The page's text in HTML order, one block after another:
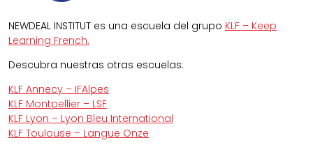
NEWDEAL INSTITUT es una escuela del grupo KLF – Keep
Learning French.
Descubra nuestras otras escuelas:
KLF Annecy – IFAlpes
KLF Montpellier – LSF
KLF Lyon – Lyon Bleu International
KLF Toulouse – Langue Onze